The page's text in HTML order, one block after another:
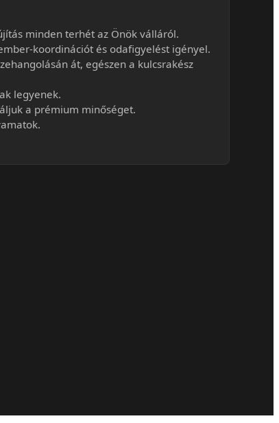
minden terhét az Önök válláról.
koordinációt és odafigyelést igényel.
át, egészen a kulcsrakész
legyenek.
a prémium minőséget.